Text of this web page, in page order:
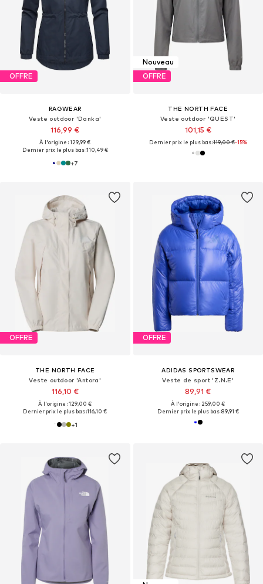
OFFRE
RAGWEAR
Veste outdoor 'Danka'
116,99 €
À l'origine : 129,99 €
Dernier prix le plus bas :110,49 €
+7
Nouveau
OFFRE
THE NORTH FACE
Veste outdoor 'QUEST'
101,15 €
Dernier prix le plus bas :119,00 €-15%
OFFRE
THE NORTH FACE
Veste outdoor 'Antora'
116,10 €
À l'origine : 129,00 €
Dernier prix le plus bas :116,10 €
+1
OFFRE
ADIDAS SPORTSWEAR
Veste de sport 'Z.N.E'
89,91 €
À l'origine : 259,00 €
Dernier prix le plus bas :89,91 €